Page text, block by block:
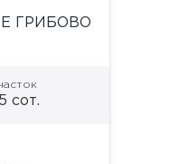
ГРИБОВО
сот.